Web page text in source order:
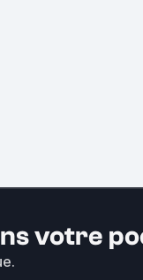
votre